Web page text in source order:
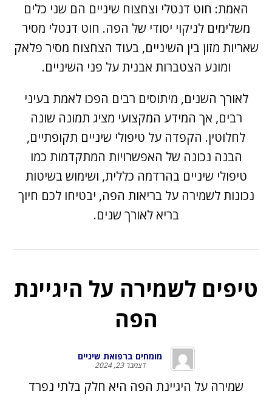
האמת: חוט דנטלי וצחצוח שיניים הם שני כלים
משלימים לניקוי יסודי של הפה. חוט דנטלי מסיר
שאריות מזון בין השיניים, בעוד הצחצוח מסיר פלאק
ומונע הצטברות אבנית על פני השיניים.
לאורך השנים, מיתוסים רבים הפכו לאמת בעיני
רבים, אך המידע המקצועי מציג תמונה שונה
לחלוטין. הקפדה על טיפולי שיניים תקופתיים,
הבנה נכונה של האפשרויות המתקדמות כמו
טיפולי שיניים בהרדמה כללית, ושימוש בשיטות
נכונות לשמירה על בריאות הפה, יבטיחו לכם חיוך
בריא לאורך שנים.
טיפים לשמירה על היגיינת
הפה
מומחים ברפואת שיניים
דצמבר 23, 2024
שמירה על היגיינת הפה היא חלק בלתי נפרד